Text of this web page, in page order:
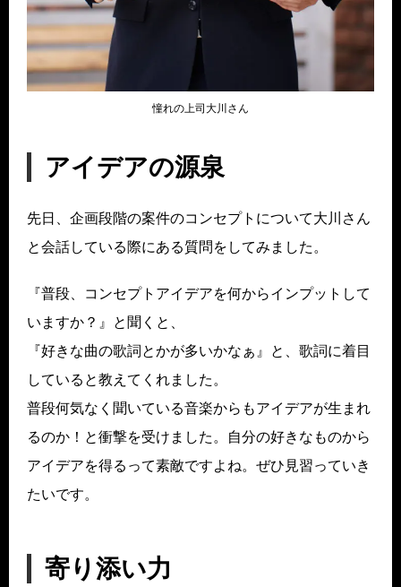
憧れの上司大川さん
アイデアの源泉
先日、企画段階の案件のコンセプトについて大川さん
と会話している際にある質問をしてみました。
『普段、コンセプトアイデアを何からインプットして
いますか？』と聞くと、
『好きな曲の歌詞とかが多いかなぁ』と、歌詞に着目
していると教えてくれました。
普段何気なく聞いている音楽からもアイデアが生まれ
るのか！と衝撃を受けました。自分の好きなものから
アイデアを得るって素敵ですよね。ぜひ見習っていき
たいです。
寄り添い力